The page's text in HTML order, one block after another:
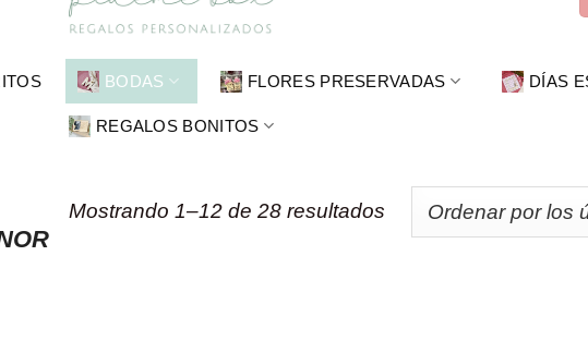
BODAS FLORES PRESERVADAS DÍAS
REGALOS BONITOS
Mostrando 1–12 de 28 resultadosOrdenado
por